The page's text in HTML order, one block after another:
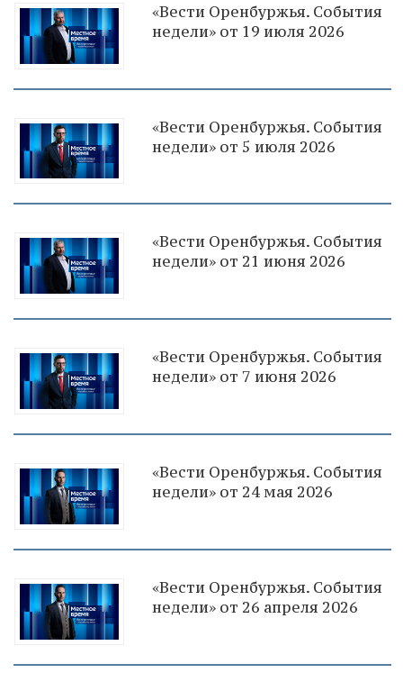
«Вести Оренбуржья. События
недели» от 19 июля 2026
«Вести Оренбуржья. События
недели» от 5 июля 2026
«Вести Оренбуржья. События
недели» от 21 июня 2026
«Вести Оренбуржья. События
недели» от 7 июня 2026
«Вести Оренбуржья. События
недели» от 24 мая 2026
«Вести Оренбуржья. События
недели» от 26 апреля 2026